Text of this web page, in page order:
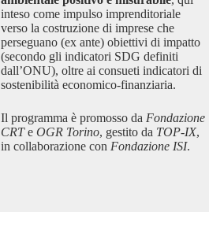
inteso come impulso imprenditoriale
verso la costruzione di imprese che
perseguano (ex ante) obiettivi di impatto
(secondo gli indicatori SDG definiti
dall’ONU), oltre ai consueti indicatori di
sostenibilità economico-finanziaria.
Il programma è promosso da Fondazione
CRTeOGR Torino, gestito da TOP-IX,
in collaborazione con Fondazione ISI.